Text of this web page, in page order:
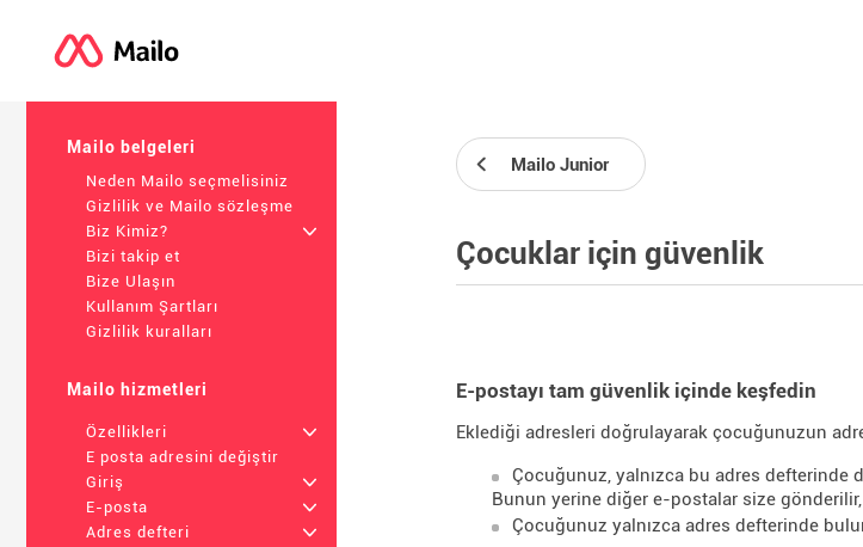
Mailo belgeleri
Neden Mailo seçmelisiniz
Gizlilik ve Mailo sözleşme
Biz Kimiz?
+
Bizi takip et
Bize Ulaşın
Kullanım Şartları
Gizlilik kuralları
Mailo hizmetleri
Özellikleri
+
E posta adresini değiştir
Giriş
+
E-posta
+
Adres defteri
+
Mailo Junior
Çocuklar için güvenlik
E-postayı tam güvenlik içinde keşfedin
Eklediği adresleri doğrulayarak çocuğunuzun
Çocuğunuz, yalnızca bu adres defterinde
Bunun yerine diğer e-postalar size
Çocuğunuz yalnızca adres defterinde